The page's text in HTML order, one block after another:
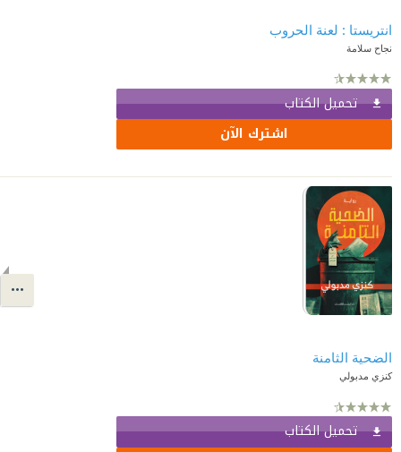
انتريستا‎ : لعنة الحروب
نجاح سلامة
تحميل الكتاب
اشترك الآن
الضحية الثامنة
كنزي مدبولي
تحميل الكتاب